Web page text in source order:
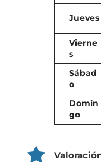
Jueves
Vierne
s
Sábad
o
Domin
go